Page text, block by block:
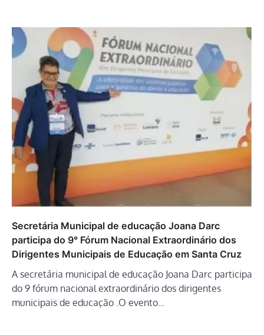
Secretária Municipal de educação Joana Darc
participa do 9° Fórum Nacional Extraordinário dos
Dirigentes Municipais de Educação em Santa Cruz
A secretária municipal de educação Joana Darc participa
do 9 fórum nacional extraordinário dos dirigentes
municipais de educação .O evento…